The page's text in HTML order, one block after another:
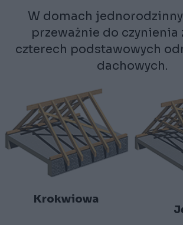
W domach
przeważnie do czynienia
czterech podstawowych
dachowych.
Krokwiowa